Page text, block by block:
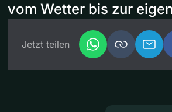
vom Wetter bis zur
Jetzt teilen